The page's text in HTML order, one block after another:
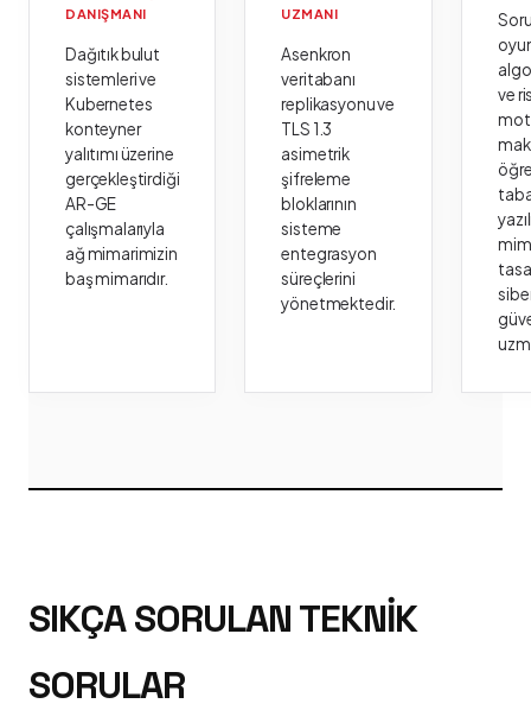
DANIŞMANI
Dağıtık bulut
sistemleri ve
Kubernetes
konteyner
yalıtımı üzerine
gerçekleştirdiği
AR-GE
çalışmalarıyla
ağ mimarimizin
baş mimarıdır.
UZMANI
Asenkron
veritabanı
replikasyonu ve
TLS 1.3
asimetrik
şifreleme
bloklarının
sisteme
entegrasyon
süreçlerini
yönetmektedir.
ve
SIKÇA SORULAN TEKNIK
SORULAR